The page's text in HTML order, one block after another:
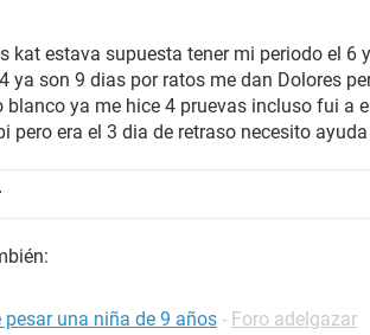
kat estava supuesta tener mi periodo el 6
ya son 9 dias por ratos me dan Dolores
blanco ya me hice 4 pruevas incluso fui a
pero era el 3 dia de retraso necesito ayuda
pesar una niña de 9 años - Foro adelgazar